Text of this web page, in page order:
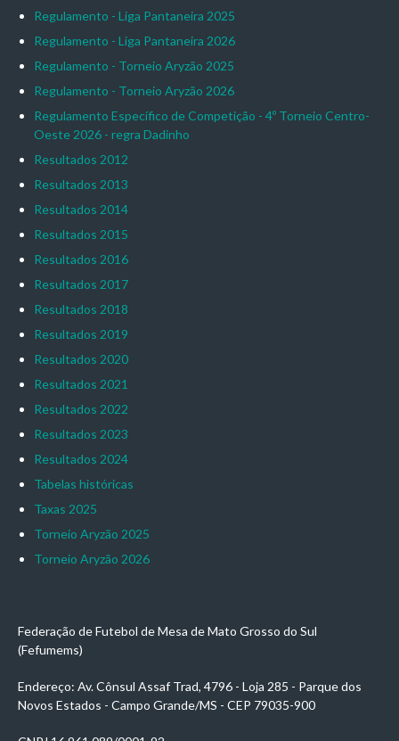
Regulamento - Liga Pantaneira 2025
Regulamento - Liga Pantaneira 2026
Regulamento - Torneio Aryzão 2025
Regulamento - Torneio Aryzão 2026
Regulamento Específico de Competição - 4º Torneio Centro-
Oeste 2026 - regra Dadinho
Resultados 2012
Resultados 2013
Resultados 2014
Resultados 2015
Resultados 2016
Resultados 2017
Resultados 2018
Resultados 2019
Resultados 2020
Resultados 2021
Resultados 2022
Resultados 2023
Resultados 2024
Tabelas históricas
Taxas 2025
Torneio Aryzão 2025
Torneio Aryzão 2026
Federação de Futebol de Mesa de Mato Grosso do Sul
(Fefumems)
Endereço: Av. Cônsul Assaf Trad, 4796 - Loja 285 - Parque dos
Novos Estados - Campo Grande/MS - CEP 79035-900